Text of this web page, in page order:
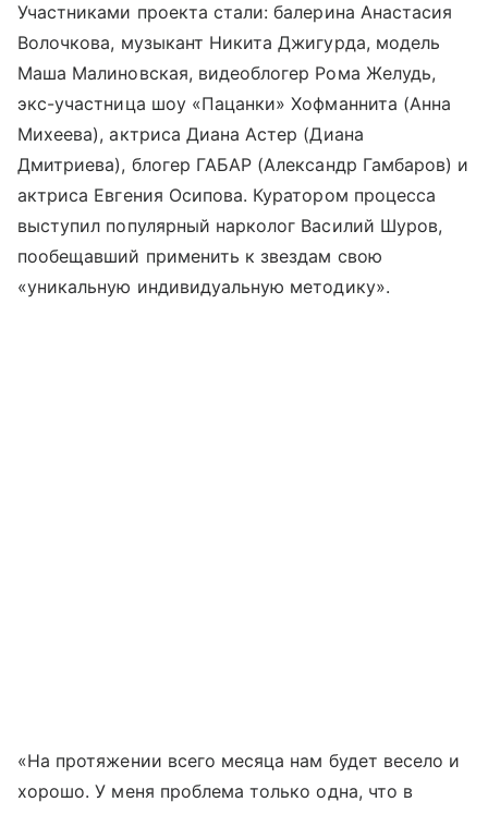
Участниками проекта стали: балерина Анастасия
Волочкова, музыкант Никита Джигурда, модель
Маша Малиновская, видеоблогер Рома Желудь,
экс-участница шоу «Пацанки» Хофманнита (Анна
Михеева), актриса Диана Астер (Диана
Дмитриева), блогер ГАБАР (Александр Гамбаров) и
актриса Евгения Осипова. Куратором процесса
выступил популярный нарколог Василий Шуров,
пообещавший применить к звездам свою
«уникальную индивидуальную методику».
«На протяжении всего месяца нам будет весело и
хорошо. У меня проблема только одна, что в